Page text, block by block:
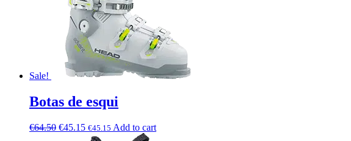
Sale!
Botas de esqui
€64.50 €45.15 €45.15 Add to cart